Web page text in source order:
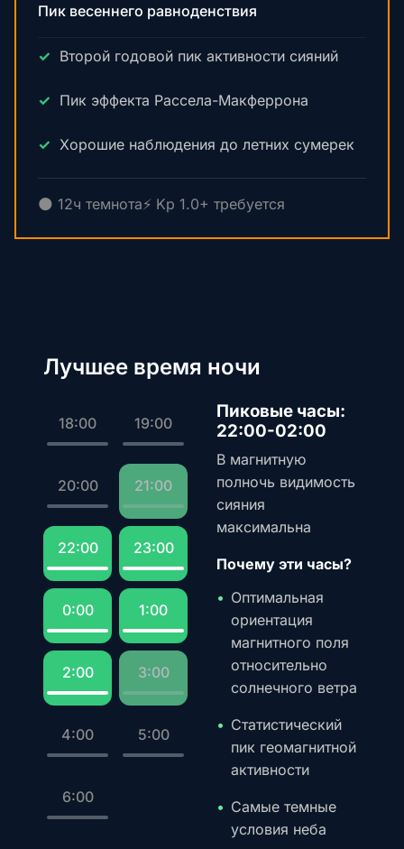
Пик весеннего равноденствия
Второй годовой пик активности сияний
Пик эффекта Рассела-Макферрона
Хорошие наблюдения до летних сумерек
🌑 12ч темнота⚡ Kp 1.0+ требуется
Лучшее время ночи
18:00 19:00
20:00 21:00
22:00 23:00
0:00 1:00
2:00 3:00
4:00 5:00
6:00
Пиковые часы:
22:00-02:00
В магнитную
полночь видимость
сияния
максимальна
Почему эти часы?
Оптимальная
ориентация
магнитного поля
относительно
солнечного ветра
Статистический
пик геомагнитной
активности
Самые темные
условия неба